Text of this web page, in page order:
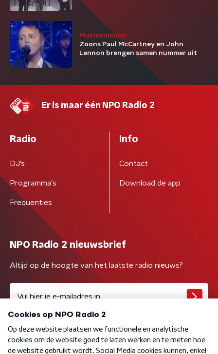
Muzieknieuws
Zoons Paul McCartney en John
Lennon brengen samen nummer uit
Er is maar één NPO Radio 2
Radio
DJ’s
Programma's
Frequenties
Info
Contact
Download de app
NPO Radio 2 nieuwsbrief
Altijd op de hoogte van het laatste radio nieuws?